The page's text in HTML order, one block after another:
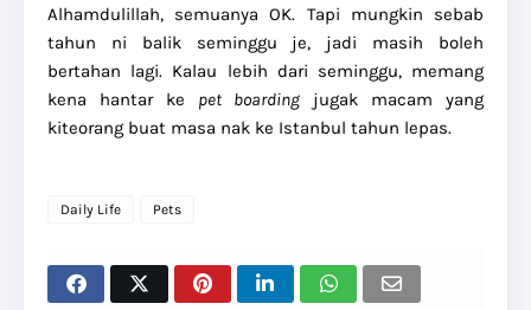
Alhamdulillah, semuanya OK. Tapi mungkin sebab
tahun ni balik seminggu je, jadi masih boleh
bertahan lagi. Kalau lebih dari seminggu, memang
kena hantar ke pet boarding jugak macam yang
kiteorang buat masa nak ke Istanbul tahun lepas.
Daily Life Pets